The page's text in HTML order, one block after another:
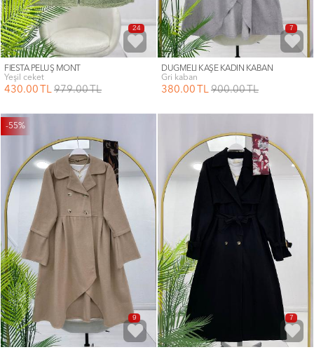
24
FİESTA PELUŞ MONT
yeşil ceket
430.00 TL 979.00TL
7
DÜĞMELİ KAŞE KADIN KABAN
gri kaban
380.00 TL 900.00TL
-55%
9 7